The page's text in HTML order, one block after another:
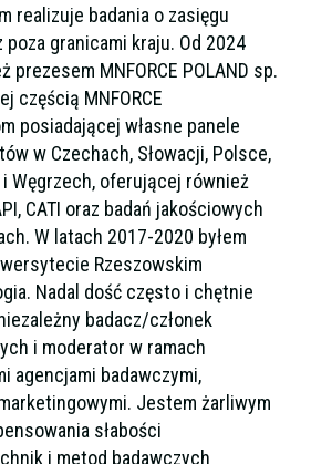
realizuje badania o zasięgu
granicami kraju. Od 2024
MNFORCE POLAND sp.
częścią MNFORCE
posiadającej własne panele
w Czechach, Słowacji, Polsce,
Węgrzech, oferującej również
CATI oraz badań jakościowych
W latach 2017-2020 byłem
Rzeszowskim
Nadal dość często i chętnie
badacz/członek
i moderator w ramach
agencjami badawczymi,
Jestem żarliwym
słabości
i metod badawczych